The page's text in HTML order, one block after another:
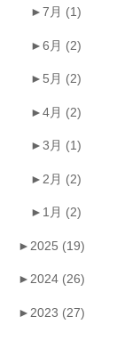
► 7月 (1)
► 6月 (2)
► 5月 (2)
► 4月 (2)
► 3月 (1)
► 2月 (2)
► 1月 (2)
► 2025 (19)
► 2024 (26)
► 2023 (27)